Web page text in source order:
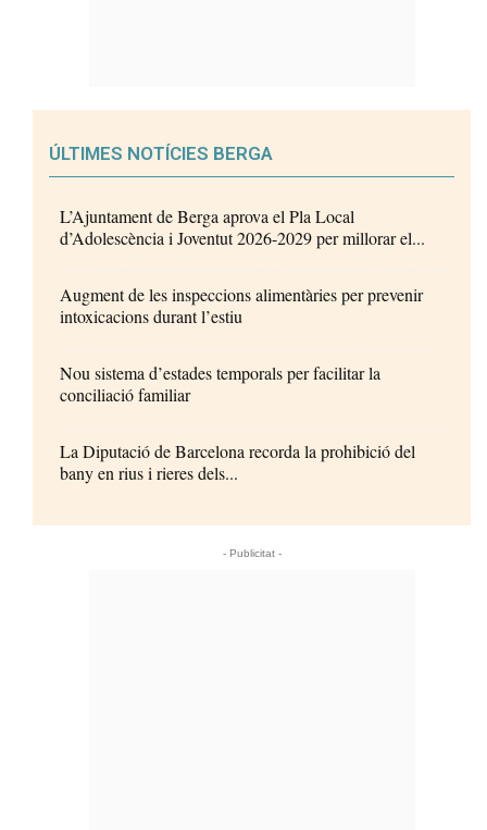
ÚLTIMES NOTÍCIES BERGA
L’Ajuntament de Berga aprova el Pla Local
d’Adolescència i Joventut 2026-2029 per millorar el...
Augment de les inspeccions alimentàries per prevenir
intoxicacions durant l’estiu
Nou sistema d’estades temporals per facilitar la
conciliació familiar
La Diputació de Barcelona recorda la prohibició del
bany en rius i rieres dels...
- Publicitat -